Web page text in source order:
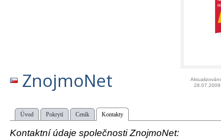
ZnojmoNet
28.07.2009
Úvod Pokrytí Ceník Kontakty
Kontaktní údaje společnosti ZnojmoNet: